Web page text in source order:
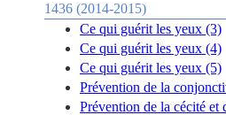
1436 (2014-2015)
Ce qui guérit les yeux (3)
Ce qui guérit les yeux (4)
Ce qui guérit les yeux (5)
Prévention de la
Prévention de la cécité et